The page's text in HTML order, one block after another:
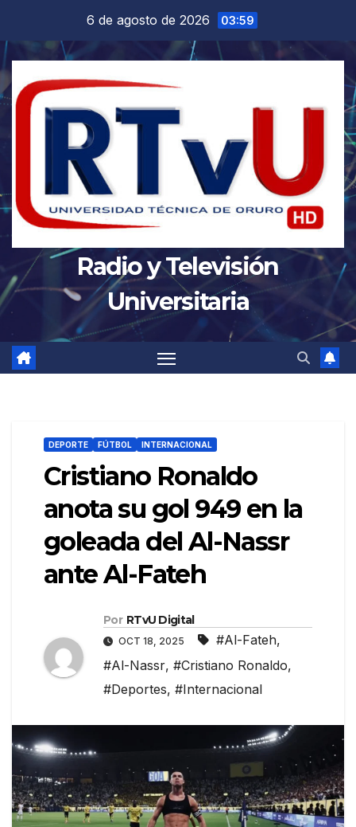
contenido
6 de agosto de 2026 03:59
Radio y Televisión
Universitaria
DEPORTE FÚTBOL INTERNACIONAL
Cristiano Ronaldo
anota su gol 949 en la
goleada del Al-Nassr
ante Al-Fateh
Por RTvU Digital
OCT 18, 2025 #Al-Fateh,
#Al-Nassr, #Cristiano Ronaldo,
#Deportes, #Internacional